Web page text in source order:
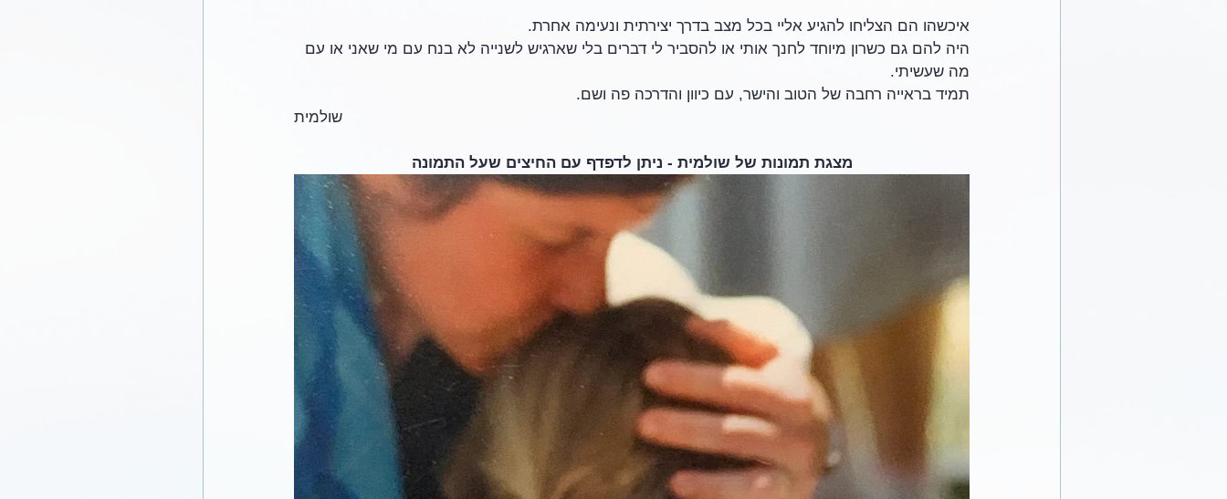
איכשהו הם הצליחו להגיע אליי בכל מצב בדרך יצירתית ונעימה אחרת.
היה להם גם כשרון מיוחד לחנך אותי או להסביר לי דברים בלי שארגיש לשנייה לא בנח עם מי שאני או עם
מה שעשיתי.
תמיד בראייה רחבה של הטוב והישר, עם כיוון והדרכה פה ושם.
שולמית
מצגת תמונות של שולמית - ניתן לדפדף עם החיצים שעל התמונה